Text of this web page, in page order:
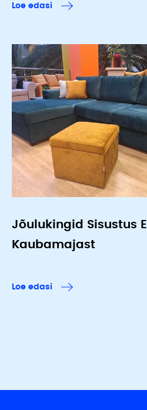
Loe edasi
Jõulukingid Sisustus E
Kaubamajast
Loe edasi